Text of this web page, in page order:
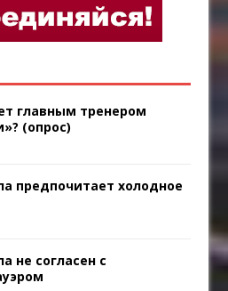
главным тренером
(опрос)
предпочитает холодное
не согласен с